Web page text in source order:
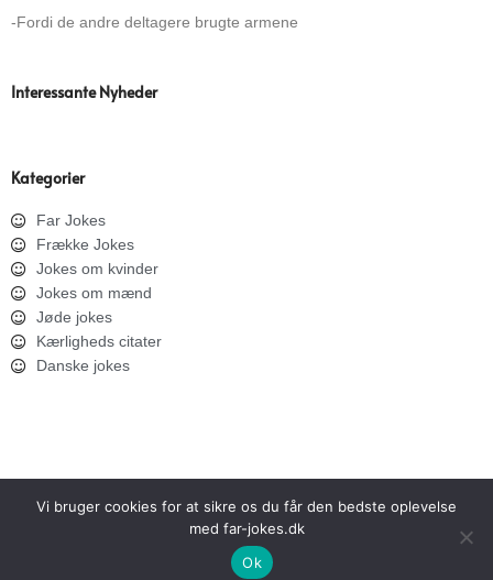
-Fordi de andre deltagere brugte armene
Interessante Nyheder
Kategorier
Far Jokes
Frække Jokes
Jokes om kvinder
Jokes om mænd
Jøde jokes
Kærligheds citater
Danske jokes
SITEMAP PRIVATLIVSPOLITIK
Copyright © 2026 Far Jokes
Vi bruger cookies for at sikre os du får den bedste oplevelse
med far-jokes.dk
Ok